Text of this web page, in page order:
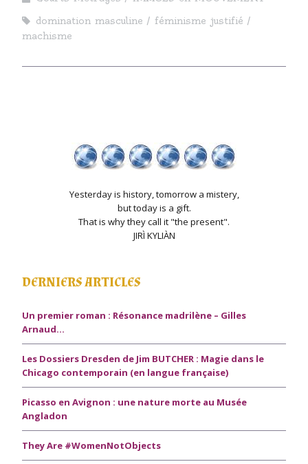
domination masculine
féminisme justifié
machisme
Yesterday is history, tomorrow a mistery,
but today is a gift.
That is why they call it "the present".
JIRÌ KYLIÀN
DERNIERS ARTICLES
Un premier roman : Résonance madrilène – Gilles
Arnaud…
Les Dossiers Dresden de Jim BUTCHER : Magie dans le
Chicago contemporain (en langue française)
Picasso en Avignon : une nature morte au Musée
Angladon
They Are #WomenNotObjects